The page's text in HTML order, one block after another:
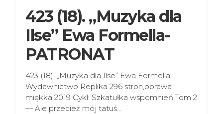
423 (18). „Muzyka dla
Ilse” Ewa Formella-
PATRONAT
423 (18). „Muzyka dla Ilse” Ewa Formella
Wydawnictwo Replika 296 stron,oprawa
miękka 2019 Cykl: Szkatułka wspomnień,Tom 2
— Ale przecież mój tatuś…